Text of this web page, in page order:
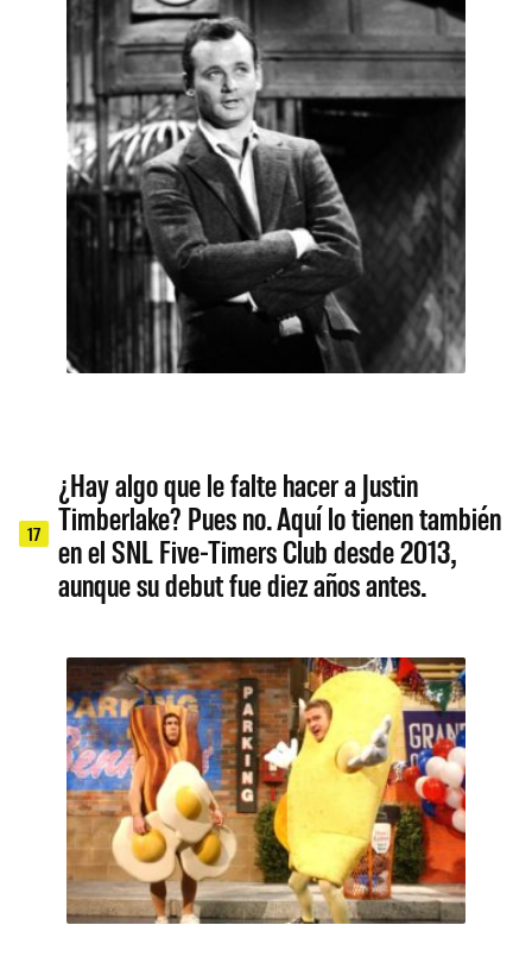
17
¿Hay algo que le falte hacer a Justin
Timberlake? Pues no. Aquí lo tienen también
en el SNL Five-Timers Club desde 2013,
aunque su debut fue diez años antes.